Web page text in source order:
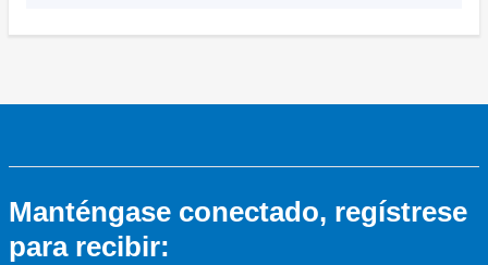
Manténgase conectado, regístrese
para recibir: